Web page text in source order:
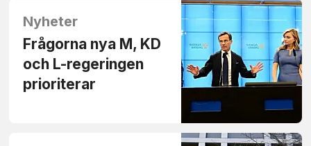
Nyheter
Frågorna nya M, KD
och L-regeringen
prioriterar